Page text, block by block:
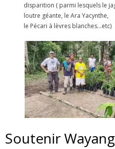
disparition ( parmi lesquels le
loutre géante, le Ara Yacynthe,
le Pécari à lèvres blanches…etc)
Soutenir